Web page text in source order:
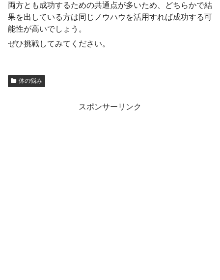
両方とも成功するための共通点が多いため、どちらかで結
果を出している方は同じノウハウを活用すれば成功する可
能性が高いでしょう。
ぜひ挑戦してみてください。
体の悩み
スポンサーリンク